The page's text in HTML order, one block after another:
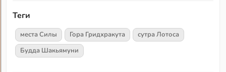
Теги
места Силы Гора Гридхракута
сутра Лотоса
Будда Шакьямуни